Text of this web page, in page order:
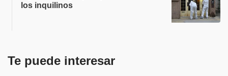
los inquilinos
Te puede interesar